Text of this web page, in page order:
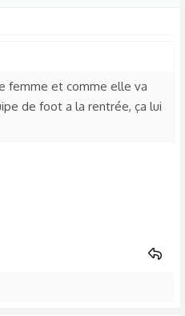
femme et comme elle va
de foot a la rentrée, ça lui